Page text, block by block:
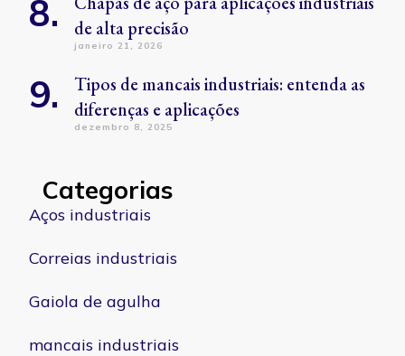
de alta precisão
janeiro 21, 2026
Tipos de mancais industriais: entenda as
diferenças e aplicações
dezembro 8, 2025
Categorias
Aços industriais
Correias industriais
Gaiola de agulha
mancais industriais